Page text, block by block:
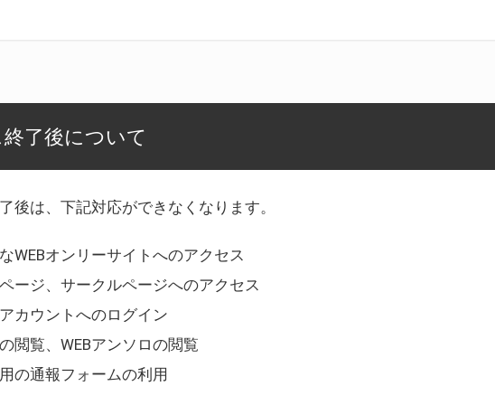
了後について
後は、下記対応ができなくなります。
WEBオンリーサイトへのアクセス
ージ、サークルページへのアクセス
カウントへのログイン
閲覧、WEBアンソロの閲覧
の通報フォームの利用